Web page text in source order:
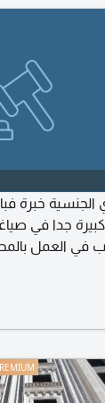
جدا في
في العمل